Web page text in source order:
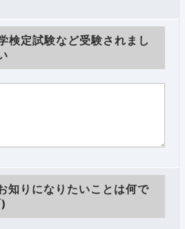
検定試験など受験されまし
知りになりたいことは何で